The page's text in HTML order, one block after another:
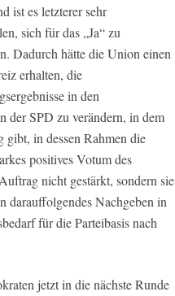
ist es letzterer sehr
sich für das „Ja“ zu
Dadurch hätte die Union einen
erhalten, die
in den
der SPD zu verändern, in dem
gibt, in dessen Rahmen die
positives Votum des
nicht gestärkt, sondern sie
darauffolgendes Nachgeben in
für die Parteibasis nach
jetzt in die nächste Runde